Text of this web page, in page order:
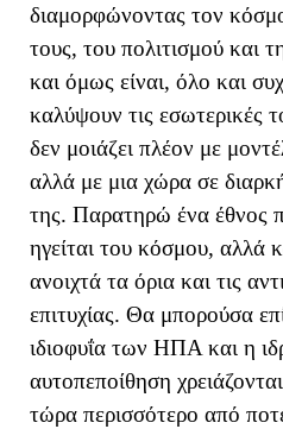
διαμορφώνοντας τον
τους, του πολιτισμού και
και όμως είναι, όλο και
καλύψουν τις εσωτερικές
δεν μοιάζει πλέον με
αλλά με μια χώρα σε
της. Παρατηρώ ένα έθνος
ηγείται του κόσμου, αλλά
ανοιχτά τα όρια και τις
επιτυχίας. Θα μπορούσα
ιδιοφυΐα των ΗΠΑ και η
αυτοπεποίθηση
τώρα περισσότερο από